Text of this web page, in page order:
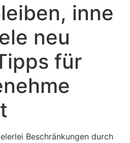
inne
neu
für
Beschränkungen durch